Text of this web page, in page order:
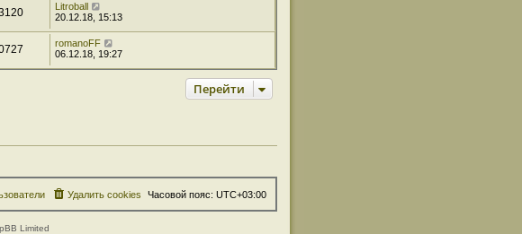
Litroball
20.12.18, 15:13
romanoFF
06.12.18, 19:27
Перейти
Часовой пояс: UTC+03:00
Удалить cookies
Limited